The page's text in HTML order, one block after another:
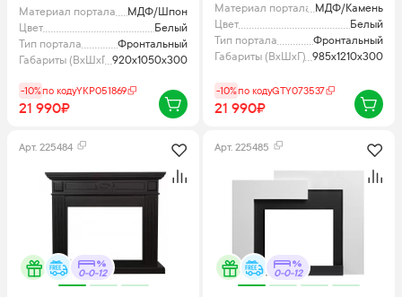
Материал портала
МДФ/Шпон
Цвет
Белый
Тип портала
Фронтальный
Габариты (ВхШхГ), мм920х1050х300
-10%по кодуYKP051869
21 990₽
Материал портала
МДФ/Камень
Цвет
Белый
Тип портала
Фронтальный
Габариты (ВхШхГ), мм985x1210x300
-10%по кодуGTY073537
21 990₽
Арт. 225484
0-0-12
Арт. 225485
0-0-12